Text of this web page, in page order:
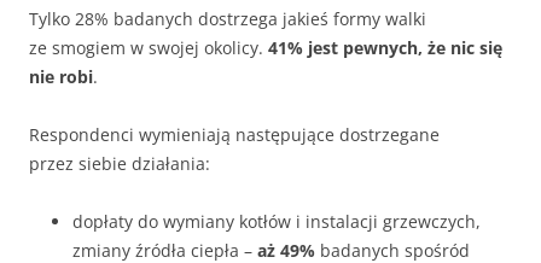
Tylko 28% badanych dostrzega jakieś formy walki
ze smogiem w swojej okolicy. 41% jest pewnych, że nic się
nie robi.
Respondenci wymieniają następujące dostrzegane
przez siebie działania:
dopłaty do wymiany kotłów i instalacji grzewczych,
zmiany źródła ciepła – aż 49% badanych spośród